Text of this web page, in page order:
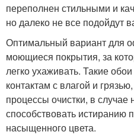
переполнен стильными и
но далеко не все подойдут
Оптимальный вариант для
моющиеся покрытия, за
легко ухаживать. Такие
контактам с влагой и
процессы очистки, в случае
способствовать истиранию
насыщенного цвета.